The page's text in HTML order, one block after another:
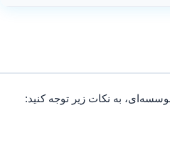
به نکات زیر توجه کنید: